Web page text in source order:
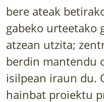
ETXEKO
LANDAREPEDIA
ALBISTEAK
bere ateak
gabeko urteetako
atzean utzita;
berdin mantendu
isilpean iraun du.
hainbat proiektu